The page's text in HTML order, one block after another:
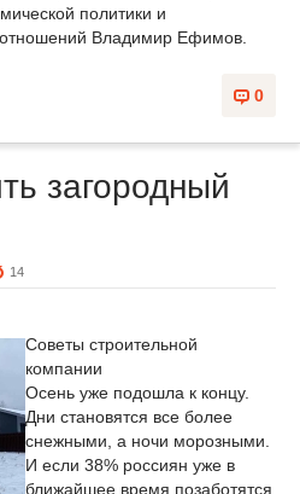
политики и
Владимир Ефимов.
0
загородный
14
Советы строительной
компании
Осень уже подошла к концу.
Дни становятся все более
снежными, а ночи морозными.
И если 38% россиян уже в
ближайшее время позаботятся